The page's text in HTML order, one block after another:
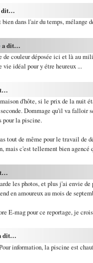
dit…
dans l'air du temps, mélange
a dit…
de couleur déposée ici et là au
vie idéal pour y étre heureux ...
d'hôte, si le prix de la nuit
Dommage qu'il va falloir
pour la piscine.
tout de même pour le travail de
mais c'est tellement bien agencé
les photos, et plus j'ai envie
en amoureux au mois de
E-mag pour ce reportage, je
dit…
information, la piscine est